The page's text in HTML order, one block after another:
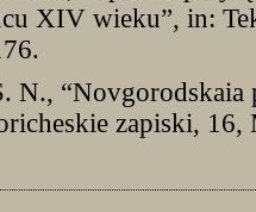
XIV wieku”, in:
N., “Novgorodskaia
zapiski,